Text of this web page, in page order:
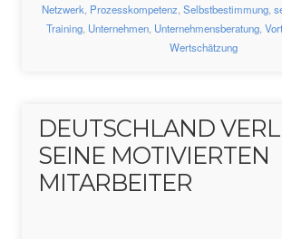
Netzwerk Prozesskompetenz Selbstbestimmung,
Training Unternehmen Unternehmensberatung
Wertschätzung
DEUTSCHLAND
SEINE MOTIVIERTEN
MITARBEITER